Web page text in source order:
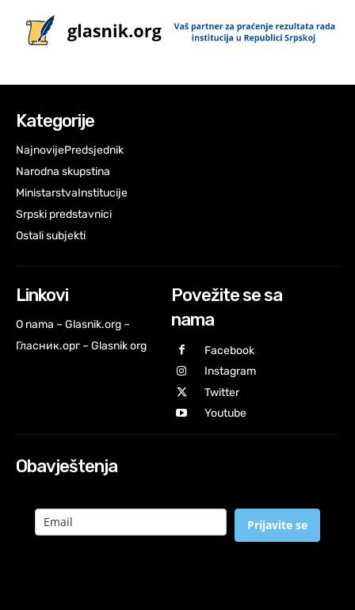
Kategorije
NajnovijePredsjednik
Narodna skupstina
MinistarstvaInstitucije
Srpski predstavnici
Ostali subjekti
Linkovi
O nama – Glasnik.org –
Гласник.орг – Glasnik org
Povežite se sa
nama
Facebook
Instagram
Twitter
Youtube
Obavještenja
Prijavite se